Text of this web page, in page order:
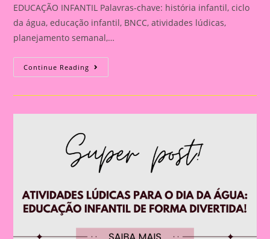
EDUCAÇÃO INFANTIL Palavras-chave: história infantil, ciclo
da água, educação infantil, BNCC, atividades lúdicas,
planejamento semanal,…
Continue Reading HISTÓRIA
INFANTIL
AZUL:
PARA
ENSINAR
CICLO
ÁGUA
NA
EDUCAÇÃO